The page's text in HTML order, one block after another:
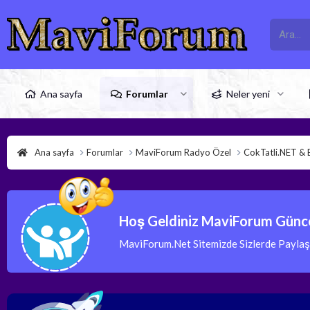
Ana sayfa Forumlar Neler yeni
Ana sayfa Forumlar MaviForum Radyo Özel CokTatli.NET &
Hoş Geldiniz MaviForum
MaviForum.Net Sitemizde Sizlerde